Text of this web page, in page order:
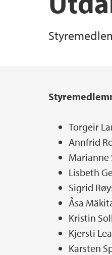
Hovedinnhold
Torgeir
Annfrid
Marianne
Lisbeth
Sigrid
Åsa
Kristin
Kjersti
Karsten